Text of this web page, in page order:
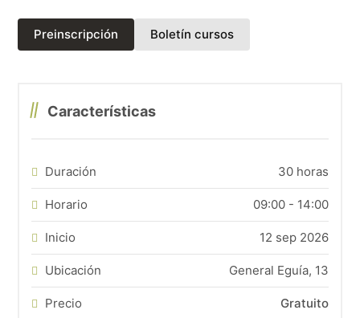
Preinscripción Boletín cursos(abre en una nueva
Características
Duración 30 horas
Horario 09:00 - 14:00
Inicio 12 sep 2026
Ubicación General Eguía, 13
Precio Gratuito